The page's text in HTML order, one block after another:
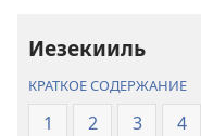
Иезекииль
КРАТКОЕ СОДЕРЖАНИЕ
1 2 3 4